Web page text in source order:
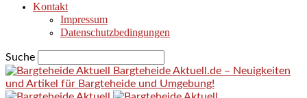
Kontakt
Impressum
Datenschutzbedingungen
Suche
Bargteheide Aktuell.de – Neuigkeiten
und Artikel für Bargteheide und Umgebung!